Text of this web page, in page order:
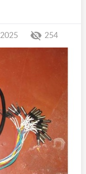
254